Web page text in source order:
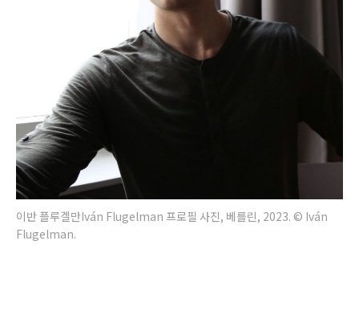
이반 플루겔만Iván Flugelman 프로필 사진, 베를린, 2023. © Iván
Flugelman.